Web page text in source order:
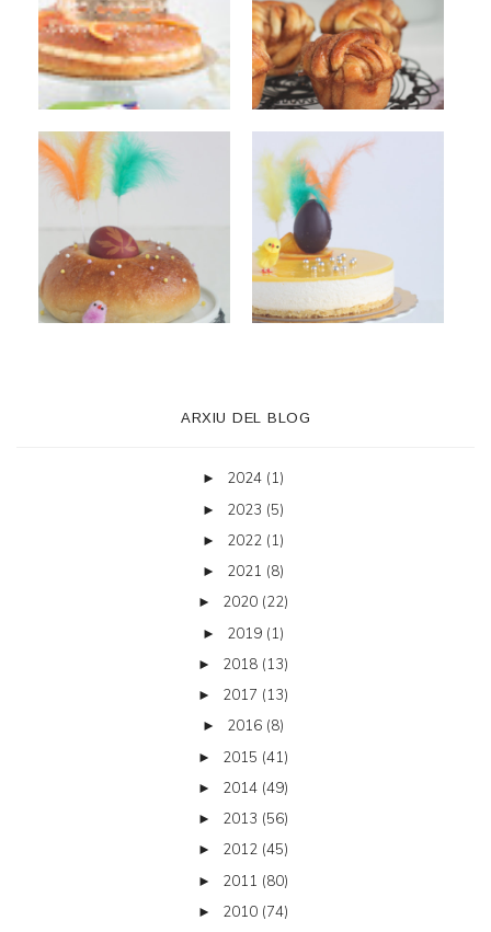
ARXIU DEL BLOG
► 2024 (1)
► 2023 (5)
► 2022 (1)
► 2021 (8)
► 2020 (22)
► 2019 (1)
► 2018 (13)
► 2017 (13)
► 2016 (8)
► 2015 (41)
► 2014 (49)
► 2013 (56)
► 2012 (45)
► 2011 (80)
► 2010 (74)